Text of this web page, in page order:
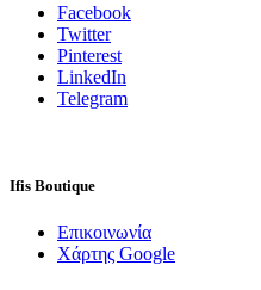
Facebook
Twitter
Pinterest
LinkedIn
Telegram
Ifis Boutique
Επικοινωνία
Χάρτης Google